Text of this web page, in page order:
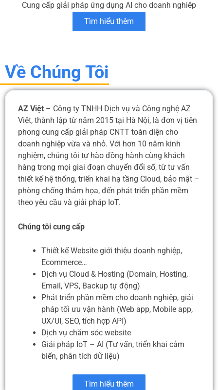
Cung cấp giải pháp ứng dụng AI cho doanh nghiêp
Tìm hiểu thêm
Về Chúng Tôi
AZ Việt – Công ty TNHH Dịch vụ và Công nghệ AZ
Việt, thành lập từ năm 2015 tại Hà Nội, là đơn vị tiên
phong cung cấp giải pháp CNTT toàn diện cho
doanh nghiệp vừa và nhỏ. Với hơn 10 năm kinh
nghiệm, chúng tôi tự hào đồng hành cùng khách
hàng trong mọi giai đoạn chuyển đổi số, từ tư vấn
thiết kế hệ thống, triển khai hạ tầng Cloud, bảo mật –
phòng chống thảm họa, đến phát triển phần mềm
theo yêu cầu và giải pháp IoT.
Chúng tôi cung cấp
Thiết kế Website giới thiệu doanh nghiệp,
Ecommerce…
Dịch vụ Cloud & Hosting (Domain, Hosting,
Email, VPS, Backup tự động)
Phát triển phần mềm cho doanh nghiệp, giải
pháp tối ưu vận hành (Web app, Mobile app,
UX/UI, SEO, tích hợp API)
Dịch vụ chăm sóc website
Giải pháp IoT – AI (Tư vấn, triển khai cảm
biến, phân tích dữ liệu)
Tìm hiểu thêm